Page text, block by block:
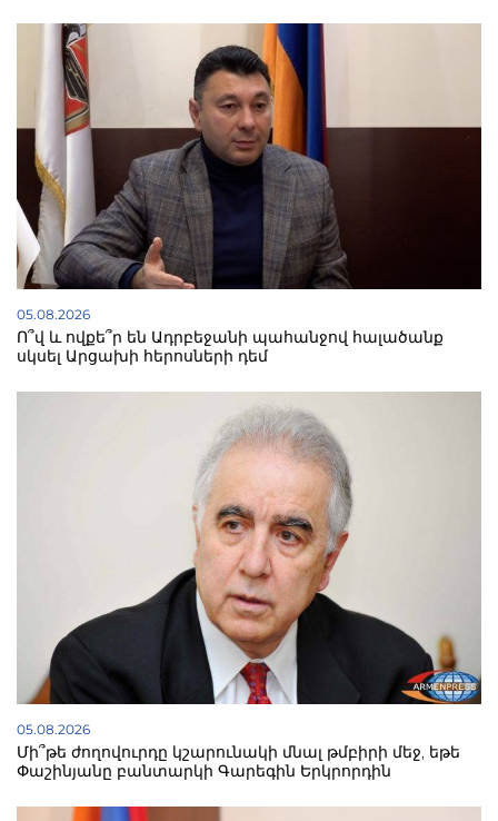
05.08.2026
Ո՞վ և ովքե՞ր են Ադրբեջանի պահանջով հալածանք
սկսել Արցախի հերոսների դեմ
05.08.2026
Մի՞թե ժողովուրդը կշարունակի մնալ թմբիրի մեջ, եթե
Փաշինյանը բանտարկի Գարեգին Երկրորդին